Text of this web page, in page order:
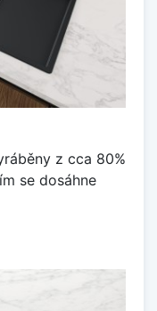
z cca 80%
se dosáhne